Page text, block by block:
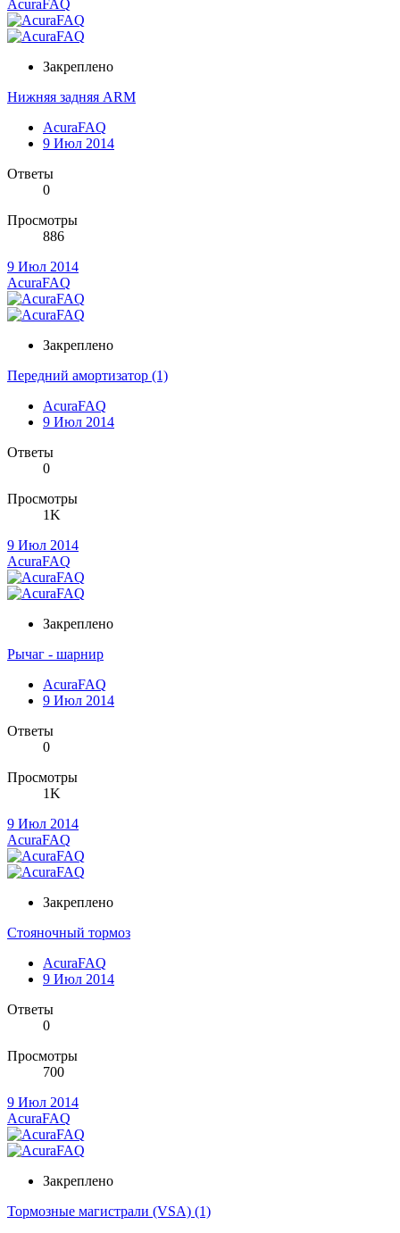
AcuraFAQ
Закреплено
Нижняя задняя ARM
AcuraFAQ
9 Июл 2014
Ответы
0
Просмотры
886
9 Июл 2014
AcuraFAQ
Закреплено
Передний амортизатор (1)
AcuraFAQ
9 Июл 2014
Ответы
0
Просмотры
1K
9 Июл 2014
AcuraFAQ
Закреплено
Рычаг - шарнир
AcuraFAQ
9 Июл 2014
Ответы
0
Просмотры
1K
9 Июл 2014
AcuraFAQ
Закреплено
Стояночный тормоз
AcuraFAQ
9 Июл 2014
Ответы
0
Просмотры
700
9 Июл 2014
AcuraFAQ
Закреплено
Тормозные магистрали (VSA) (1)